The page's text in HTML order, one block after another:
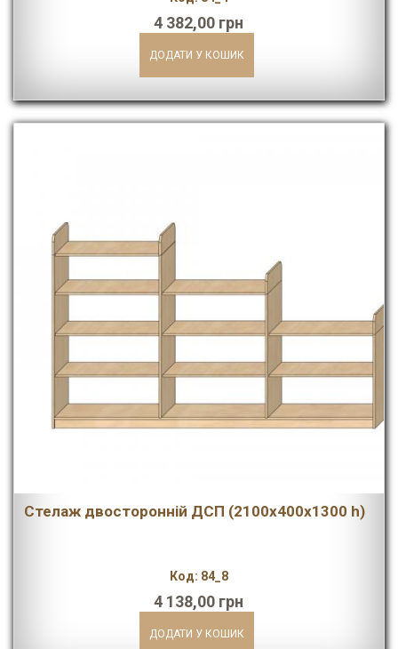
4 382,00 грн
Стелаж двосторонній ДСП (2100х400х1300 h)
Код: 84_8
4 138,00 грн